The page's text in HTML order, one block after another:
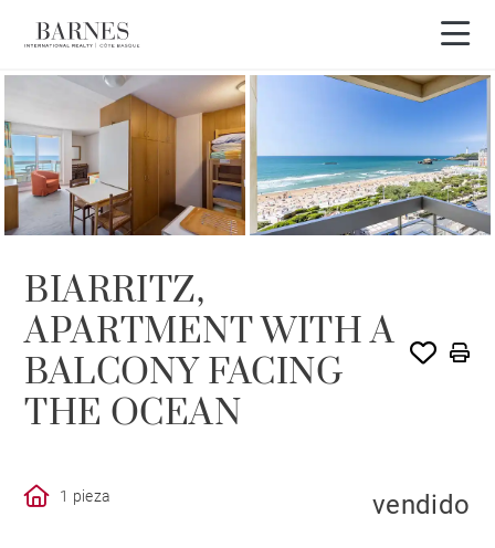
VENDIDO POR BARNES
BIARRITZ,
APARTMENT WITH A
BALCONY FACING
THE OCEAN
1 pieza vendido